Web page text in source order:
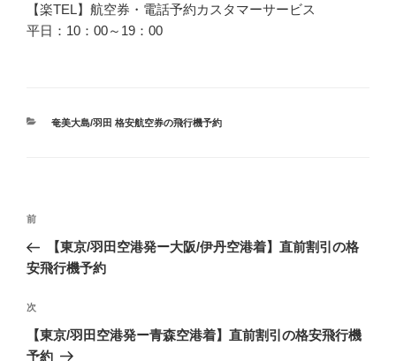
【楽TEL】航空券・電話予約カスタマーサービス
平日：10：00～19：00
カ
奄美大島/羽田 格安航空券の飛行機予約
投
ナ
ゲ
ー
前
の
投
前
【東京/羽田空港発ー大阪/伊丹空港着】直前割引の格
安飛行機予約
次
の
投
次
【東京/羽田空港発ー青森空港着】直前割引の格安飛行機
予約